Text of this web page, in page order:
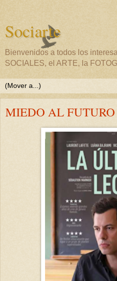
Sociarte
Bienvenidos a todos los
SOCIALES, el ARTE, la
MIEDO AL FUTURO